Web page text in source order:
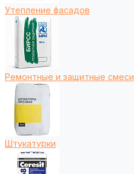
Утепление фасадов
Ремонтные и защитные смеси
Штукатурки